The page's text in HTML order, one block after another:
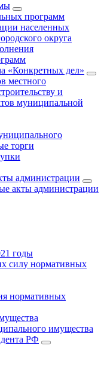
программ
населенных
округа
«Конкретных дел»
местного
и
муниципальной
торги
администрации
акты администрации
годы
силу нормативных
нормативных
имущества
РФ